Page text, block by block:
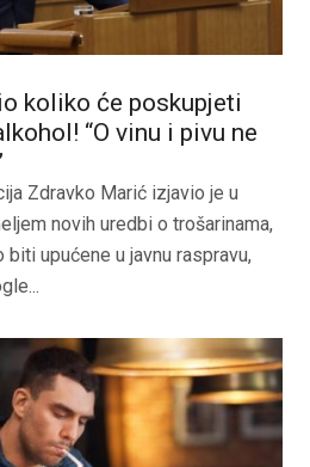
koliko će poskupjeti
“O vinu i pivu ne
Zdravko Marić izjavio je u
novih uredbi o trošarinama,
biti upućene u javnu raspravu,